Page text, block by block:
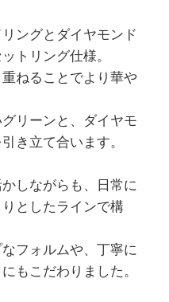
ングとダイヤモンド
トリング仕様。
ねることでより華や
リーンと、ダイヤモ
き立て合います。
しながらも、日常に
としたラインで構
フォルムや、丁寧に
もこだわりました。